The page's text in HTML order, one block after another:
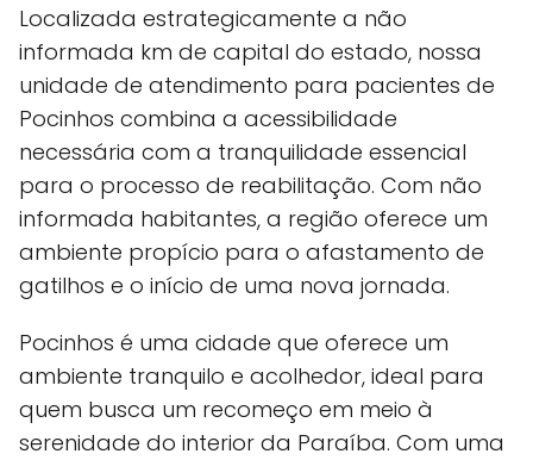
Localizada estrategicamente a não
informada km de capital do estado, nossa
unidade de atendimento para pacientes de
Pocinhos combina a acessibilidade
necessária com a tranquilidade essencial
para o processo de reabilitação. Com não
informada habitantes, a região oferece um
ambiente propício para o afastamento de
gatilhos e o início de uma nova jornada.
Pocinhos é uma cidade que oferece um
ambiente tranquilo e acolhedor, ideal para
quem busca um recomeço em meio à
serenidade do interior da Paraíba. Com uma